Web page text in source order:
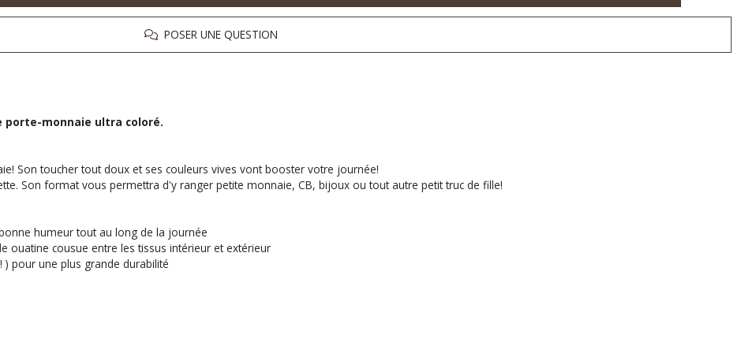
POSER UNE QUESTION
porte-monnaie ultra coloré.
Son toucher tout doux et ses couleurs vives vont booster votre journée!
Son format vous permettra d'y ranger petite monnaie, CB, bijoux ou tout autre petit truc de fille!
humeur tout au long de la journée
ouatine cousue entre les tissus intérieur et extérieur
pour une plus grande durabilité